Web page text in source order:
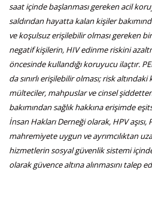
saat içinde başlanması gereken acil
saldırıdan hayatta kalan kişiler
ve koşulsuz erişilebilir olması gereken
negatif kişilerin, HIV edinme riskini
öncesinde kullandığı koruyucu ilaçtır.
da sınırlı erişilebilir olması; risk
mülteciler, mahpuslar ve cinsel
bakımından sağlık hakkına erişimde
İnsan Hakları Derneği olarak, HPV
mahremiyete uygun ve ayrımcılıktan
hizmetlerin sosyal güvenlik sistemi
olarak güvence altına alınmasını talep